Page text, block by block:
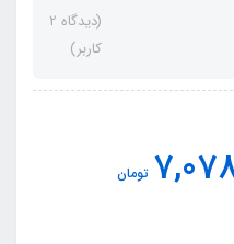
(دیدگاه 2
کاربر)
تومان